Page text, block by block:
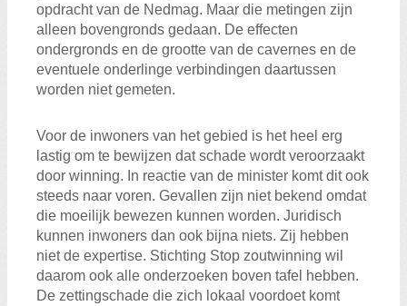
opdracht van de Nedmag. Maar die metingen zijn
alleen bovengronds gedaan. De effecten
ondergronds en de grootte van de cavernes en de
eventuele onderlinge verbindingen daartussen
worden niet gemeten.
Voor de inwoners van het gebied is het heel erg
lastig om te bewijzen dat schade wordt veroorzaakt
door winning. In reactie van de minister komt dit ook
steeds naar voren. Gevallen zijn niet bekend omdat
die moeilijk bewezen kunnen worden. Juridisch
kunnen inwoners dan ook bijna niets. Zij hebben
niet de expertise. Stichting Stop zoutwinning wil
daarom ook alle onderzoeken boven tafel hebben.
De zettingschade die zich lokaal voordoet komt